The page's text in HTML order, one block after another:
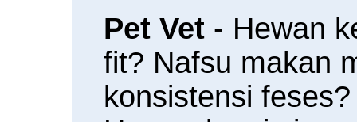
Pet Vet - Hewan
fit? Nafsu makan
konsistensi